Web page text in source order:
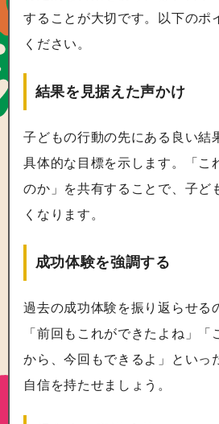
することが大切です。以下のポ
ください。
結果を見据えた声かけ
子どもの行動の先にある良い結
具体的な目標を示します。「こ
のか」を共有することで、子ど
くなります。
成功体験を強調する
過去の成功体験を振り返らせる
「前回もこれができたよね」「
から、今回もできるよ」といっ
自信を持たせましょう。